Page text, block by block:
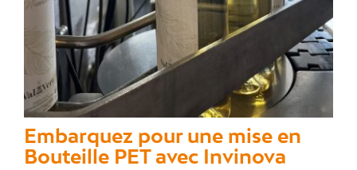
Embarquez pour une mise en
Bouteille PET avec Invinova